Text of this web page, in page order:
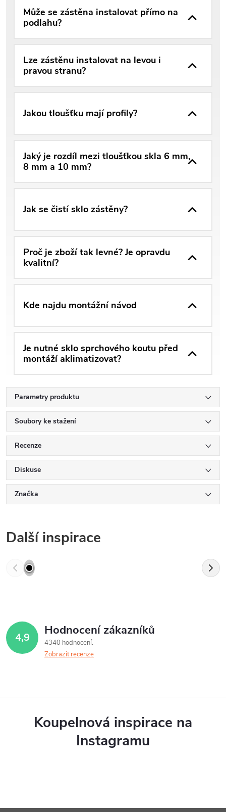
Může se zástěna instalovat přímo na
podlahu?
Lze zástěnu instalovat na levou i
pravou stranu?
Jakou tloušťku mají profily?
Jaký je rozdíl mezi tloušťkou skla 6 mm,
8 mm a 10 mm?
Jak se čistí sklo zástěny?
Proč je zboží tak levné? Je opravdu
kvalitní?
Kde najdu montážní návod
Je nutné sklo sprchového koutu před
montáží aklimatizovat?
Parametry produktu
Soubory ke stažení
Recenze
Diskuse
Značka
Další inspirace
4,9 Hodnocení zákazníků
4340 hodnocení
Zobrazit recenze
Koupelnová inspirace na
Instagramu